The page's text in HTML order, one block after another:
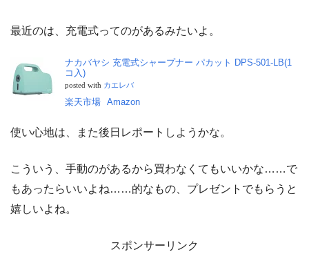
最近のは、充電式ってのがあるみたいよ。
ナカバヤシ 充電式シャープナー パカット DPS-501-LB(1
コ入)
posted with カエレバ
楽天市場 Amazon
使い心地は、また後日レポートしようかな。
こういう、手動のがあるから買わなくてもいいかな……で
もあったらいいよね……的なもの、プレゼントでもらうと
嬉しいよね。
スポンサーリンク